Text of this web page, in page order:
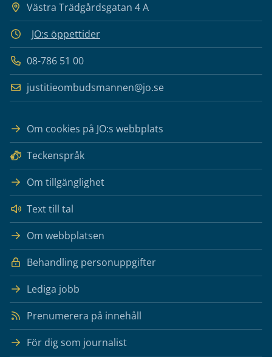
Västra Trädgårdsgatan 4 A
JO:s öppettider
08-786 51 00
justitieombudsmannen@jo.se
Om cookies på JO:s webbplats
Teckenspråk
Om tillgänglighet
Text till tal
Om webbplatsen
Behandling personuppgifter
Lediga jobb
Prenumerera på innehåll
För dig som journalist